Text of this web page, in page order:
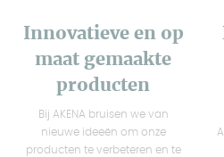
Innovatieve en op
maat gemaakte
producten
Bij AKENA bruisen we van
nieuwe ideeën om onze
producten te verbeteren en te